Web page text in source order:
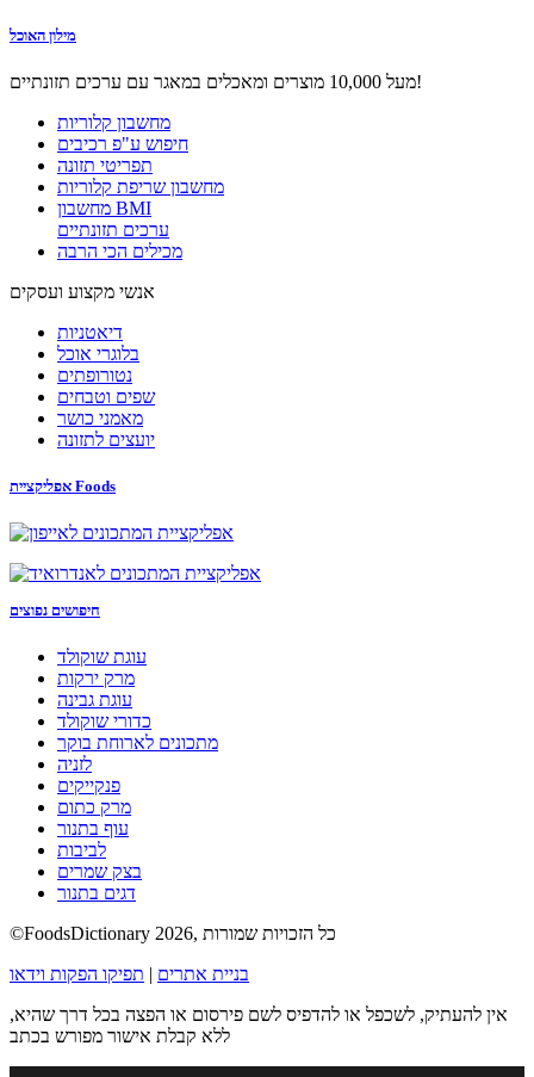
מילון האוכל
מעל 10,000 מוצרים ומאכלים במאגר עם ערכים תזונתיים!
מחשבון קלוריות
חיפוש ע"פ רכיבים
תפריטי תזונה
מחשבון שריפת קלוריות
מחשבון BMI
ערכים תזונתיים
מכילים הכי הרבה
אנשי מקצוע ועסקים
דיאטניות
בלוגרי אוכל
נטורופתים
שפים וטבחים
מאמני כושר
יועצים לתזונה
אפליקציית Foods
חיפושים נפוצים
עוגת שוקולד
מרק ירקות
עוגת גבינה
כדורי שוקולד
מתכונים לארוחת בוקר
לזניה
פנקייקים
מרק כתום
עוף בתנור
לביבות
בצק שמרים
דגים בתנור
©FoodsDictionary 2026, כל הזכויות שמורות
בניית אתרים | תפיקו הפקות וידאו
אין להעתיק, לשכפל או להדפיס לשם פירסום או הפצה בכל דרך שהיא,
ללא קבלת אישור מפורש בכתב